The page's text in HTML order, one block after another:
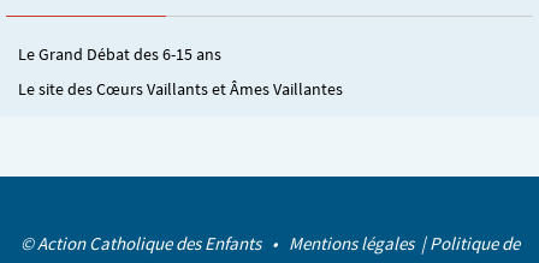
Le Grand Débat des 6-15 ans
Le site des Cœurs Vaillants et Âmes Vaillantes
© Action Catholique des Enfants • Mentions légales |Politique de